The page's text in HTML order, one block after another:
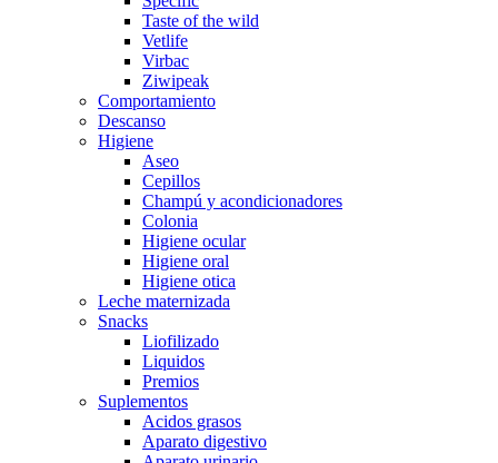
Taste of the wild
Vetlife
Virbac
Ziwipeak
Comportamiento
Descanso
Higiene
Aseo
Cepillos
Champú y acondicionadores
Colonia
Higiene ocular
Higiene oral
Higiene otica
Leche maternizada
Snacks
Liofilizado
Liquidos
Premios
Suplementos
Acidos grasos
Aparato digestivo